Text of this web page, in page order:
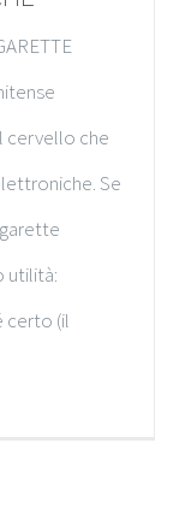
cervello che
Se
utilità:
certo (il